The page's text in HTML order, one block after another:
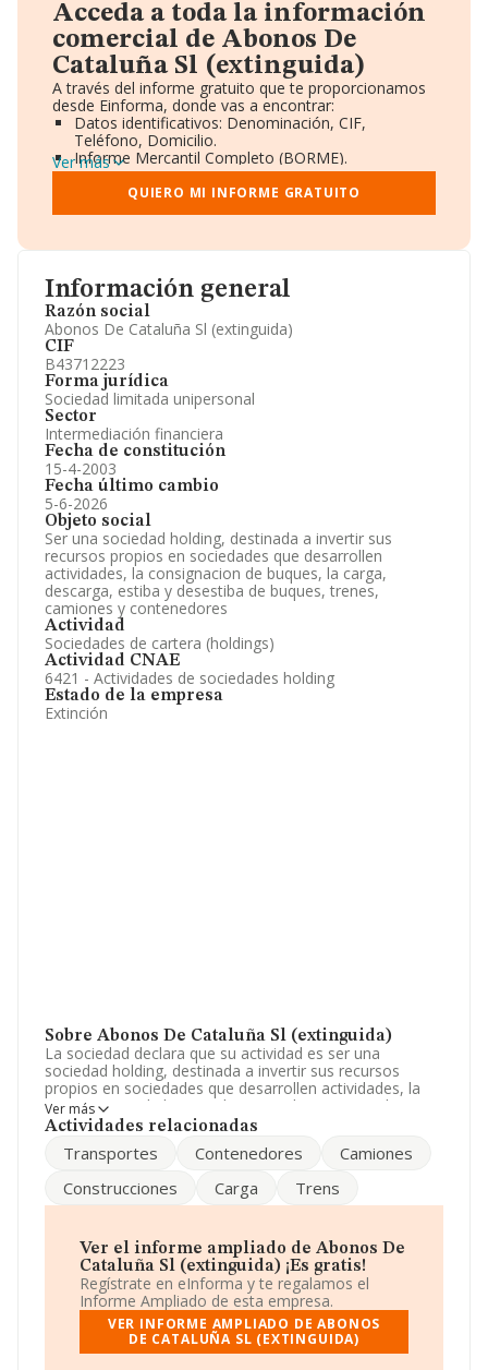
Información general
Razón social
Abonos De Cataluña Sl (extinguida)
CIF
B43712223
Forma jurídica
Sociedad limitada unipersonal
Sector
Intermediación financiera
Fecha de constitución
15-4-2003
Fecha último cambio
5-6-2026
Objeto social
Ser una sociedad holding, destinada a invertir sus
recursos propios en sociedades que desarrollen
actividades, la consignacion de buques, la carga,
descarga, estiba y desestiba de buques, trenes,
camiones y contenedores
Actividad
Sociedades de cartera (holdings)
Actividad CNAE
6421 - Actividades de sociedades holding
Estado de la empresa
Extinción
Sobre Abonos De Cataluña Sl (extinguida)
La sociedad declara que su actividad es ser una
sociedad holding, destinada a invertir sus recursos
propios en sociedades que desarrollen actividades, la
consignacion de buques, la carga, descarga, estiba y
desestiba de buques, trenes, camiones y contenedores.
Clasifica su actividad CNAE como '%cnae%', código
exportación.
afirmar que la compañía ha experimentado un
crecimiento significativo respecto al año anterior (2012).
El ebitda de la empresa ha crecido un 220%. Ha tenido
un crecimiento en ventas del 220% y los beneficios se
han incrementado un 220%.
Para llamar las oficinas se puede hacer a través del
Ver más
Actividades relacionadas
Transportes Contenedores
Camiones
Construcciones
Carga Trens
Ver el informe ampliado de Abonos De
Cataluña Sl (extinguida) ¡Es gratis!
Regístrate en eInforma y te regalamos el
Informe Ampliado de esta empresa.
VER INFORME AMPLIADO DE ABONOS
DE CATALUÑA SL (EXTINGUIDA)
Acceda a toda la información
comercial de Abonos De
Cataluña Sl (extinguida)
A través del informe gratuito que te proporcionamos
desde Einforma, donde vas a encontrar:
Datos identificativos: Denominación, CIF,
Teléfono, Domicilio.
Informe Mercantil Completo (BORME).
Gráficos de Evolución Ventas y Empleados.
Consejo de Administración y Administradores.
Directivos y Ejecutivos.
Información oficial y registral complementaria.
Ver más
QUIERO MI INFORME GRATUITO